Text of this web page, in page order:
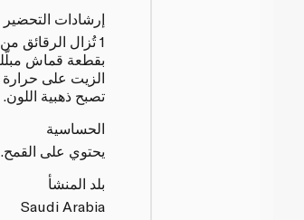
إرشادات التحضير
تصبح ذهبية اللون.
الحساسية
يحتوي على القمح.
بلد المنشأ
Saudi Arabia